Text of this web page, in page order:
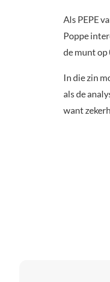
Als PEPE
Poppe
de munt
In die zin
als de
want